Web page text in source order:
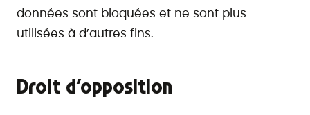
données sont bloquées et ne sont plus
utilisées à d’autres fins.
Droit d’opposition